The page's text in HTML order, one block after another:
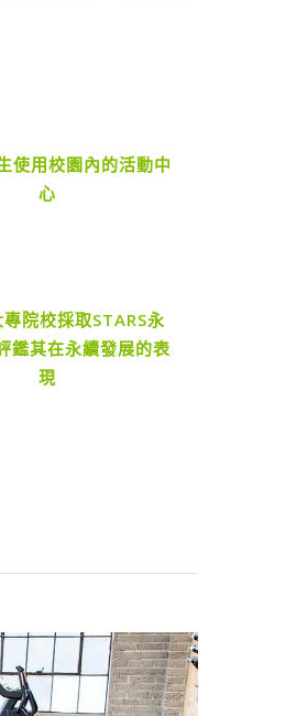
使用校園內的活動中
心
院校採取STARS永
鑑其在永續發展的表
現